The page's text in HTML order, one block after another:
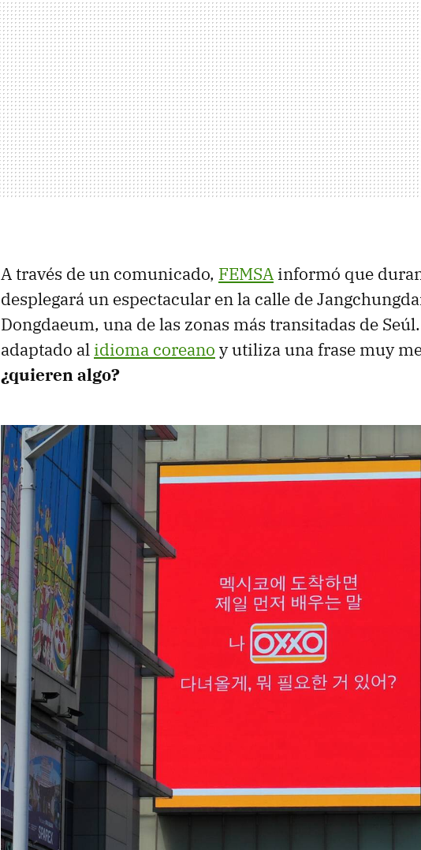
A través de un comunicado, FEMSA informó que
desplegará un espectacular en la calle de
Dongdaeum, una de las zonas más transitadas de
adaptado al idioma coreano y utiliza una frase muy
¿quieren algo?